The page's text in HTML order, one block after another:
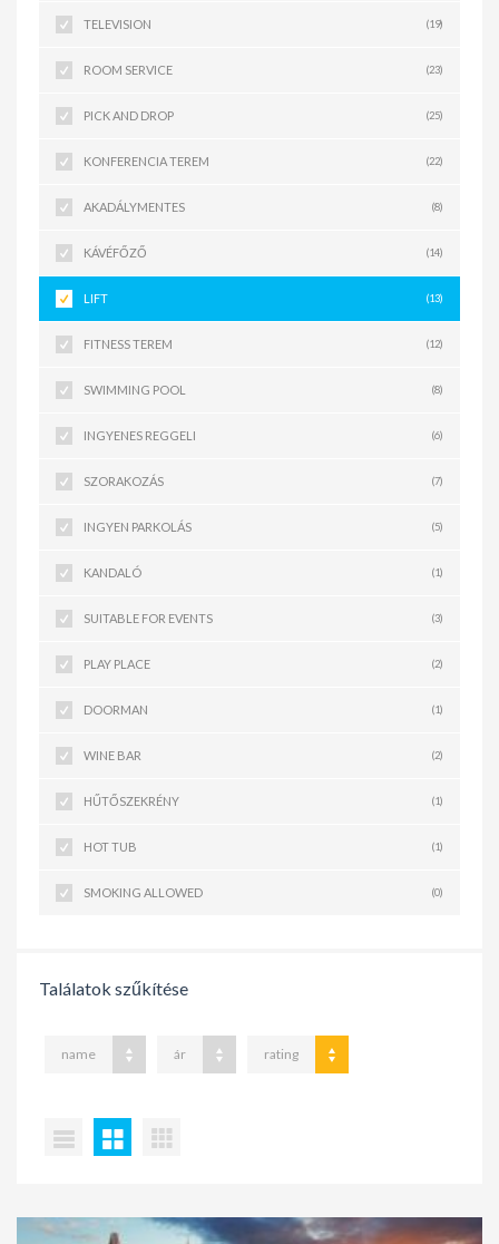
TELEVISION (19)
ROOM SERVICE (23)
PICK AND DROP (25)
KONFERENCIA TEREM (22)
AKADÁLYMENTES (8)
KÁVÉFŐZŐ (14)
LIFT (13)
FITNESS TEREM (12)
SWIMMING POOL (8)
INGYENES REGGELI (6)
SZORAKOZÁS (7)
INGYEN PARKOLÁS (5)
KANDALÓ (1)
SUITABLE FOR EVENTS (3)
PLAY PLACE (2)
DOORMAN (1)
WINE BAR (2)
HŰTŐSZEKRÉNY (1)
HOT TUB (1)
SMOKING ALLOWED (0)
Találatok szűkítése
name ár rating